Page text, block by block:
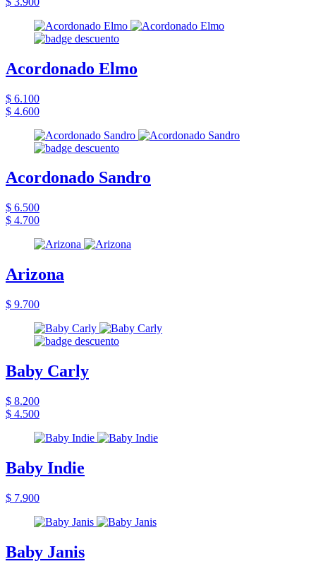
Acordonado Elmo
$ 6.100
$ 4.600
Acordonado Sandro
$ 6.500
$ 4.700
Arizona
$ 9.700
Baby Carly
$ 8.200
$ 4.500
Baby Indie
$ 7.900
Baby Janis